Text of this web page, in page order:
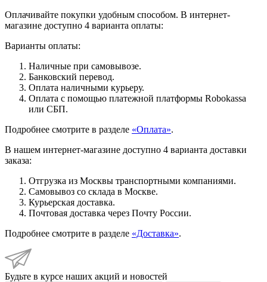
Оплачивайте покупки удобным способом. В интернет-
магазине доступно 4 варианта оплаты:
Варианты оплаты:
Наличные при самовывозе.
Банковский перевод.
Оплата наличными курьеру.
Оплата с помощью платежной платформы Robokassa
или СБП.
Подробнее смотрите в разделе «Оплата».
В нашем интернет-магазине доступно 4 варианта доставки
заказа:
Отгрузка из Москвы транспортными компаниями.
Самовывоз со склада в Москве.
Курьерская доставка.
Почтовая доставка через Почту России.
Подробнее смотрите в разделе «Доставка».
Будьте в курсе наших акций и новостей